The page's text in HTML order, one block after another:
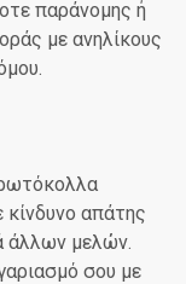
παράνομης ή
με ανηλίκους
απάτης
άλλων μελών.
σου με